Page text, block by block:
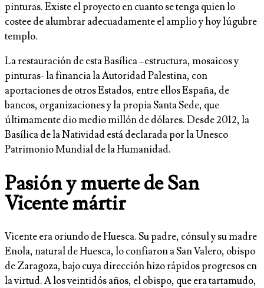
pinturas. Existe el proyecto en cuanto se tenga quien lo
costee de alumbrar adecuadamente el amplio y hoy lúgubre
templo.
La restauración de esta Basílica –estructura, mosaicos y
pinturas- la financia la Autoridad Palestina, con
aportaciones de otros Estados, entre ellos España, de
bancos, organizaciones y la propia Santa Sede, que
últimamente dio medio millón de dólares. Desde 2012, la
Basílica de la Natividad está declarada por la Unesco
Patrimonio Mundial de la Humanidad.
Pasión y muerte de San
Vicente mártir
Vicente era oriundo de Huesca. Su padre, cónsul y su madre
Enola, natural de Huesca, lo confiaron a San Valero, obispo
de Zaragoza, bajo cuya dirección hizo rápidos progresos en
la virtud. A los veintidós años, el obispo, que era tartamudo,